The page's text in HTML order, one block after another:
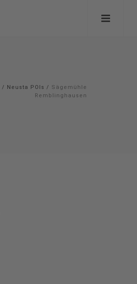
/ Neusta POIs / Sägemühle
Remblinghausen